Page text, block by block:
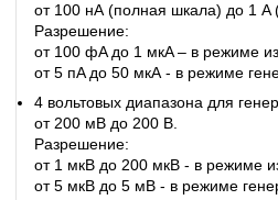
от 100 нА (полная шкала) до 1 A
Разрешение:
от 100 фA до 1 мкA – в режиме
от 5 пA до 50 мкА - в режиме
4 вольтовых диапазона для
от 200 мВ до 200 В.
Разрешение:
от 1 мкВ до 200 мкВ - в режиме
от 5 мкВ до 5 мВ - в режиме